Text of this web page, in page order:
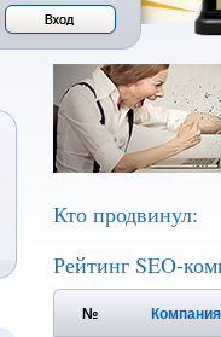
Кто продвинул:
Рейтинг SEO-
№ Компания